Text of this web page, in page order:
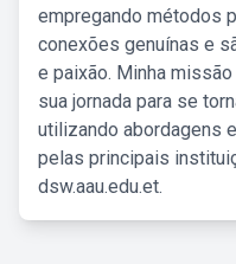
empregando métodos
conexões genuínas e
e paixão. Minha
sua jornada para se
utilizando abordagens
pelas principais
dsw.aau.edu.et.